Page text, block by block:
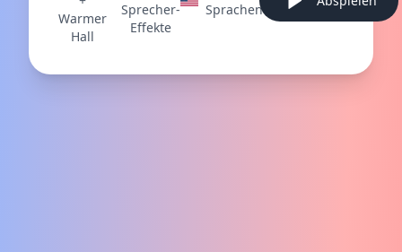
Warmer
Hall
Sprecher-
Effekte
Sprachen